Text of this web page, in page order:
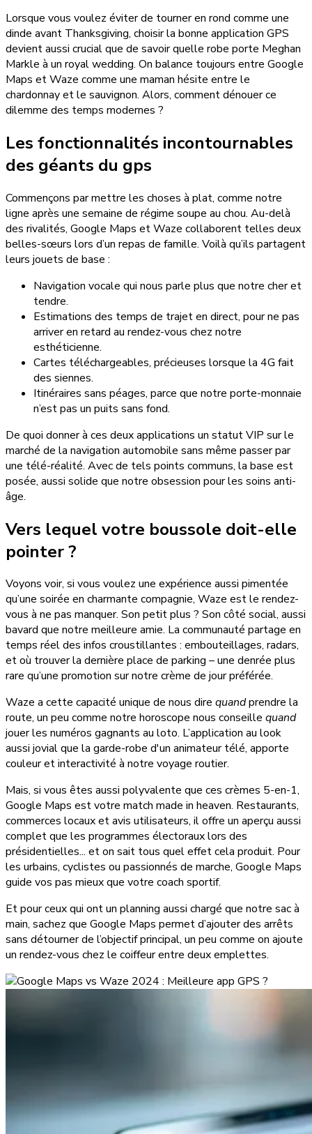
Lorsque vous voulez éviter de tourner en rond comme une
dinde avant Thanksgiving, choisir la bonne application GPS
devient aussi crucial que de savoir quelle robe porte Meghan
Markle à un royal wedding. On balance toujours entre Google
Maps et Waze comme une maman hésite entre le
chardonnay et le sauvignon. Alors, comment dénouer ce
dilemme des temps modernes ?
Les fonctionnalités incontournables
des géants du gps
Commençons par mettre les choses à plat, comme notre
ligne après une semaine de régime soupe au chou. Au-delà
des rivalités, Google Maps et Waze collaborent telles deux
belles-sœurs lors d’un repas de famille. Voilà qu’ils partagent
leurs jouets de base :
Navigation vocale qui nous parle plus que notre cher et
tendre.
Estimations des temps de trajet en direct, pour ne pas
arriver en retard au rendez-vous chez notre
esthéticienne.
Cartes téléchargeables, précieuses lorsque la 4G fait
des siennes.
Itinéraires sans péages, parce que notre porte-monnaie
n’est pas un puits sans fond.
De quoi donner à ces deux applications un statut VIP sur le
marché de la navigation automobile sans même passer par
une télé-réalité. Avec de tels points communs, la base est
posée, aussi solide que notre obsession pour les soins anti-
âge.
Vers lequel votre boussole doit-elle
pointer ?
Voyons voir, si vous voulez une expérience aussi pimentée
qu’une soirée en charmante compagnie, Waze est le rendez-
vous à ne pas manquer. Son petit plus ? Son côté social, aussi
bavard que notre meilleure amie. La communauté partage en
temps réel des infos croustillantes : embouteillages, radars,
et où trouver la dernière place de parking – une denrée plus
rare qu’une promotion sur notre crème de jour préférée.
Waze a cette capacité unique de nous dire quandprendre la
route, un peu comme notre horoscope nous conseille quand
jouer les numéros gagnants au loto. L’application au look
aussi jovial que la garde-robe d'un animateur télé, apporte
couleur et interactivité à notre voyage routier.
Mais, si vous êtes aussi polyvalente que ces crèmes 5-en-1,
Google Maps est votre match made in heaven. Restaurants,
commerces locaux et avis utilisateurs, il offre un aperçu aussi
complet que les programmes électoraux lors des
présidentielles... et on sait tous quel effet cela produit. Pour
les urbains, cyclistes ou passionnés de marche, Google Maps
guide vos pas mieux que votre coach sportif.
Et pour ceux qui ont un planning aussi chargé que notre sac à
main, sachez que Google Maps permet d’ajouter des arrêts
sans détourner de l’objectif principal, un peu comme on ajoute
un rendez-vous chez le coiffeur entre deux emplettes.